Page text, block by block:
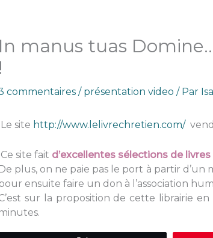
In manus tuas
!
commentaires / présentation video / Par
Le site http://www.lelivrechretien.com/vend
Ce site fait d’excellentes sélections de
De plus, on ne paie pas le port à partir
ensuite faire un don à l’association
sur la proposition de cette librairie
minutes.